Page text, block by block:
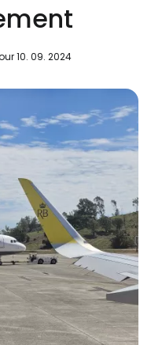
10. 09. 2024
Google
courrier